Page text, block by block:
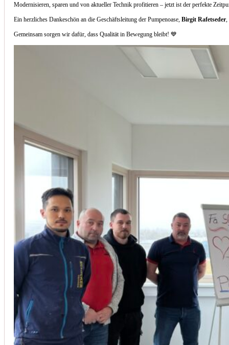
Modernisieren, sparen und von aktueller Technik profitieren – jetzt ist der perfekte
Ein herzliches Dankeschön an die Geschäftsleitung der Pumpenoase,Birgit Rafetseder
Gemeinsam sorgen wir dafür, dass Qualität in Bewegung bleibt! 💙